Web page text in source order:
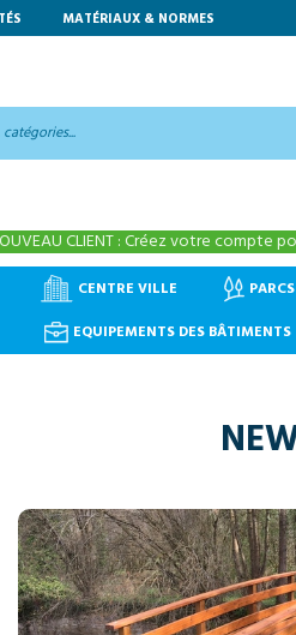
MATÉRIAUX & NORMES
CLIENT : Créez votre compte
CENTRE VILLE
EQUIPEMENTS DES BÂTIMENTS